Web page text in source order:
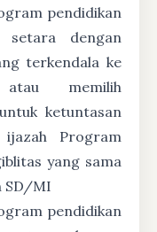
pendidikan
dengan
terkendala ke
memilih
ketuntasan
ijazah Program
yang sama
SD/MI
pendidikan